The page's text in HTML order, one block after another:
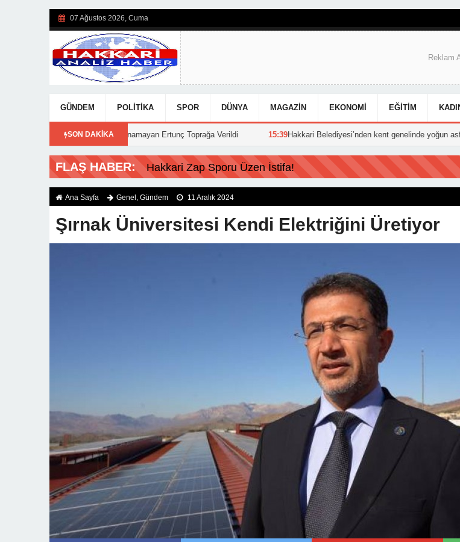
07 Ağustos 2026, Cuma
Reklam
GÜNDEM POLITIKA SPOR DÜNYA MAGAZIN EKONOMI EĞITIM
SON DAKİKA
Hayata Tutunamayan Ertunç Toprağa Verildi 15:39Hakkari Belediyesi’nden kent genelinde yoğun asfalt mesaisi
Hakkari Zap Sporu Üzen İstifa!
Ana Sayfa Genel , Gündem 11 Aralık 2024
Şırnak Üniversitesi Kendi Elektriğini Üretiyor